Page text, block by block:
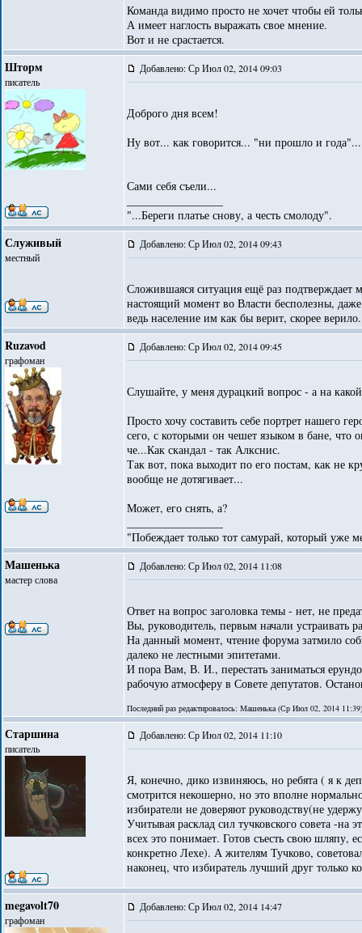
Команда видимо просто не хочет чтобы ей
А имеет наглость выражать свое мнение.
Вот и не срастается.
Шторм
писатель
Добавлено: Ср Июл 02, 2014 09:03
Доброго дня всем!
Ну вот... как говорится... "ни прошло и года"...
Сами себя съели...
"...Береги платье снову, а честь смолоду".
Служивый
местный
Добавлено: Ср Июл 02, 2014 09:43
Сложившаяся ситуация ещё раз
настоящий момент во Власти бесполезны,
ведь население им как бы верит, скорее
Ruzavod
графоман
Добавлено: Ср Июл 02, 2014 09:45
Слушайте, у меня дурацкий вопрос - а на
Просто хочу составить себе портрет нашего
сего, с которыми он чешет языком в бане, что
че...Как скандал - так Алкснис.
Так вот, пока выходит по его постам, как не
вообще не дотягивает...
Может, его снять, а?
"Побеждает только тот самурай, который уже
Машенька
мастер слова
Добавлено: Ср Июл 02, 2014 11:08
Ответ на вопрос заголовка темы - нет, не
Вы, руководитель, первым начали устраивать
На данный момент, чтение форума затмило
далеко не лестными эпитетами.
И пора Вам, В. И., перестать заниматься
рабочую атмосферу в Совете депутатов.
Последний раз редактировалось: Машенька (Ср Июл 02, 2014
Старшина
писатель
Добавлено: Ср Июл 02, 2014 11:10
Я, конечно, дико извиняюсь, но ребята ( я к
смотрится некошерно, но это вполне
избиратели не доверяют руководству(не
Учитывая расклад сил тучковского совета -
всех это понимает. Готов съесть свою шляпу,
конкретно Лехе). А жителям Тучково,
наконец, что избиратель лучший друг только
megavolt70
графоман
Добавлено: Ср Июл 02, 2014 14:47